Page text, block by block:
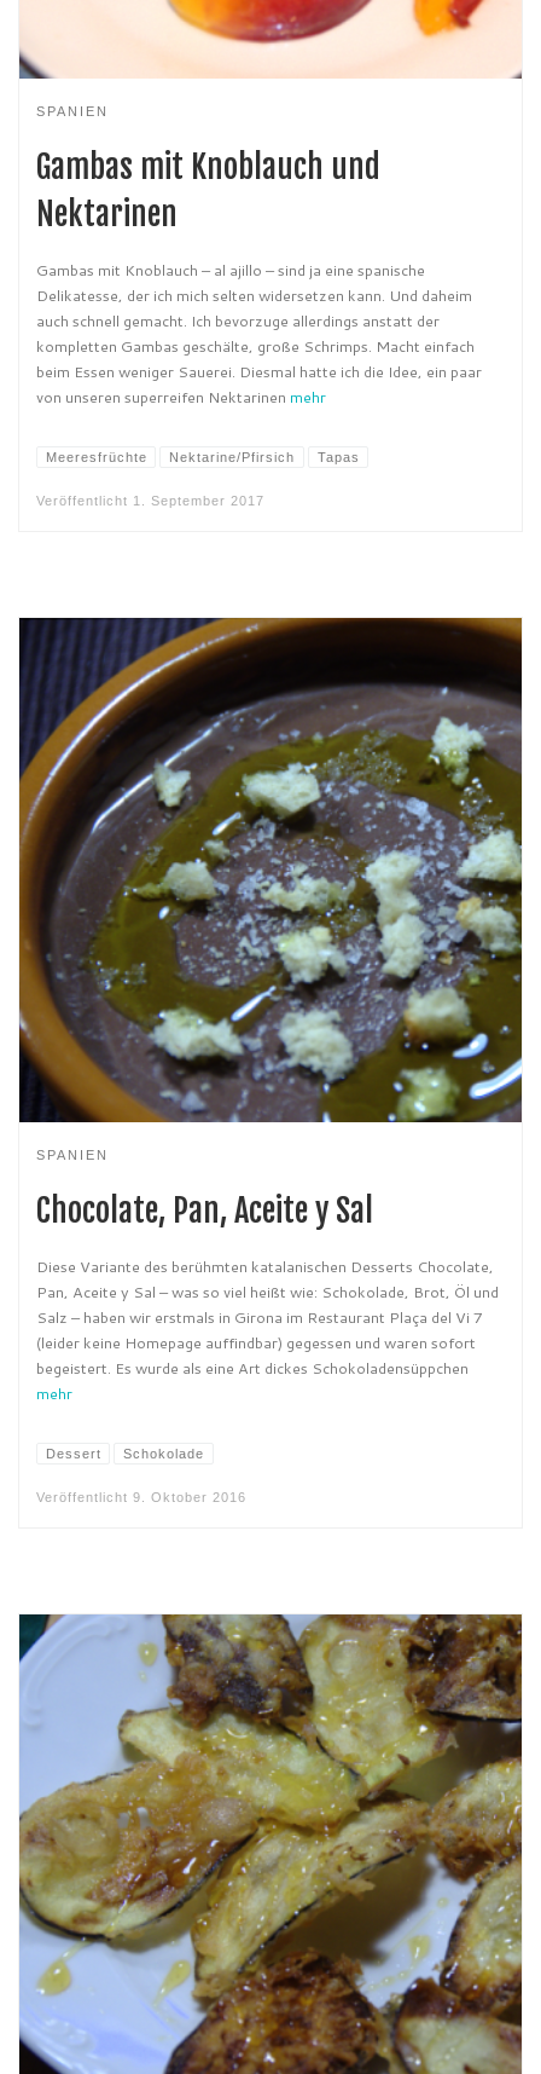
SPANIEN
Gambas mit Knoblauch und
Nektarinen
Gambas mit Knoblauch – al ajillo – sind ja eine spanische
Delikatesse, der ich mich selten widersetzen kann. Und daheim
auch schnell gemacht. Ich bevorzuge allerdings anstatt der
kompletten Gambas geschälte, große Schrimps. Macht einfach
beim Essen weniger Sauerei. Diesmal hatte ich die Idee, ein paar
von unseren superreifen Nektarinen mehr
Meeresfrüchte Nektarine/Pfirsich Tapas
Veröffentlicht 1. September 2017
SPANIEN
Chocolate, Pan, Aceite y Sal
Diese Variante des berühmten katalanischen Desserts Chocolate,
Pan, Aceite y Sal – was so viel heißt wie: Schokolade, Brot, Öl und
Salz – haben wir erstmals in Girona im Restaurant Plaça del Vi 7
(leider keine Homepage auffindbar) gegessen und waren sofort
begeistert. Es wurde als eine Art dickes Schokoladensüppchen
mehr
Dessert Schokolade
Veröffentlicht 9. Oktober 2016